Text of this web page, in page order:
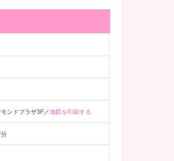
ンドプラザ3F／地図を印刷する